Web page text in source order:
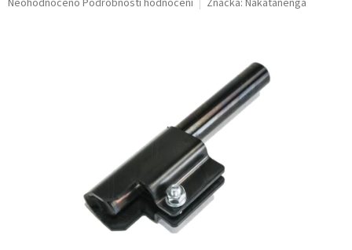
Neohodnoceno Podrobnosti hodnocení Značka: Nakatanenga